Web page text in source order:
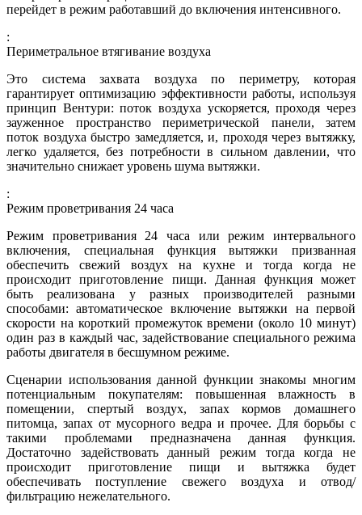
перейдет в режим работавший до включения интенсивного.
:
Периметральное втягивание воздуха
Это система захвата воздуха по периметру, которая
гарантирует оптимизацию эффективности работы, используя
принцип Вентури: поток воздуха ускоряется, проходя через
зауженное пространство периметрической панели, затем
поток воздуха быстро замедляется, и, проходя через вытяжку,
легко удаляется, без потребности в сильном давлении, что
значительно снижает уровень шума вытяжки.
:
Режим проветривания 24 часа
Режим проветривания 24 часа или режим интервального
включения, специальная функция вытяжки призванная
обеспечить свежий воздух на кухне и тогда когда не
происходит приготовление пищи. Данная функция может
быть реализована у разных производителей разными
способами: автоматическое включение вытяжки на первой
скорости на короткий промежуток времени (около 10 минут)
один раз в каждый час, задействование специального режима
работы двигателя в бесшумном режиме.
Сценарии использования данной функции знакомы многим
потенциальным покупателям: повышенная влажность в
помещении, спертый воздух, запах кормов домашнего
питомца, запах от мусорного ведра и прочее. Для борьбы с
такими проблемами предназначена данная функция.
Достаточно задействовать данный режим тогда когда не
происходит приготовление пищи и вытяжка будет
обеспечивать поступление свежего воздуха и отвод/
фильтрацию нежелательного.